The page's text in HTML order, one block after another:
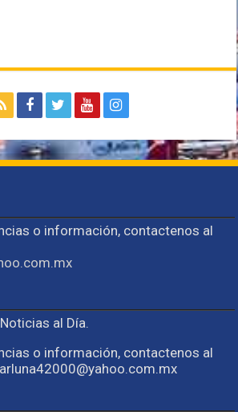
o información, contactenos al
al Día.
o información, contactenos al